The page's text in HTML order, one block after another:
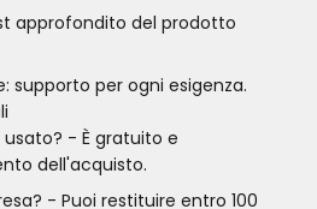
approfondito del prodotto
supporto per ogni esigenza.
- È gratuito e
dell'acquisto.
- Puoi restituire entro 100